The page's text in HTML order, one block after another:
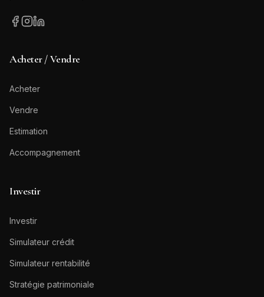
Acheter / Vendre
Acheter
Vendre
Estimation
Accompagnement
Investir
Investir
Simulateur crédit
Simulateur rentabilité
Stratégie patrimoniale